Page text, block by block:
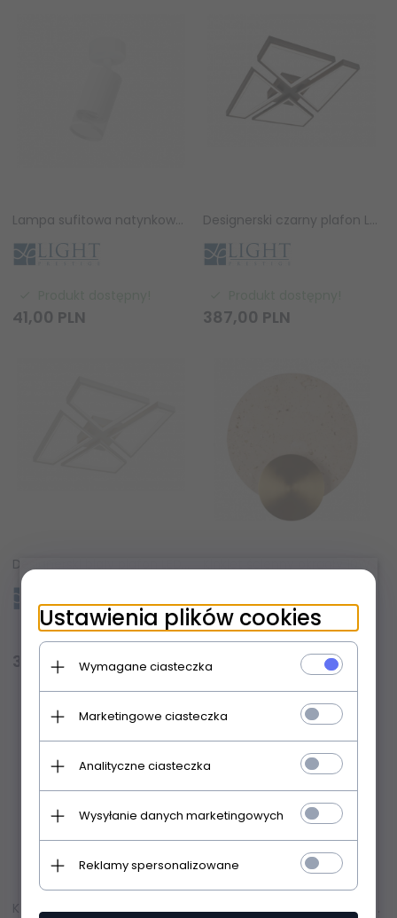
Lampa sufitowa natynkowa nowoczesna tuba regulowana spot sufitowy biały Virella LP-4930/1WS WH Light Prestige
41,00 PLN
Designerski czarny plafon LED CCT nowoczesny dekoracyjny geometryczny Nivra LP-0811/1C BK Light Prestige
387,00 PLN
Produkt dostępny!
387, 00 PLN
Produkt dostępny!
650,
Kinkiet ścienny okrągły 14W z trawertynu designerski nowoczesny dekoracyjny podświetlający ścianę Travertino Oval W0479 Maxlight
Ustawienia plików cookies
Wymagane ciasteczka
Marketingowe ciasteczka
Analityczne ciasteczka
Wysyłanie danych marketingowych
Reklamy spersonalizowane